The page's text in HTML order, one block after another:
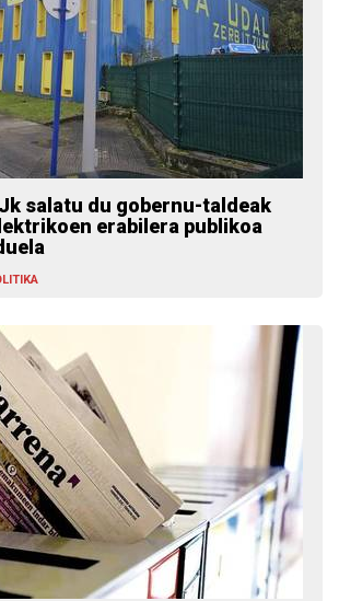
salatu du gobernu-taldeak
erabilera publikoa